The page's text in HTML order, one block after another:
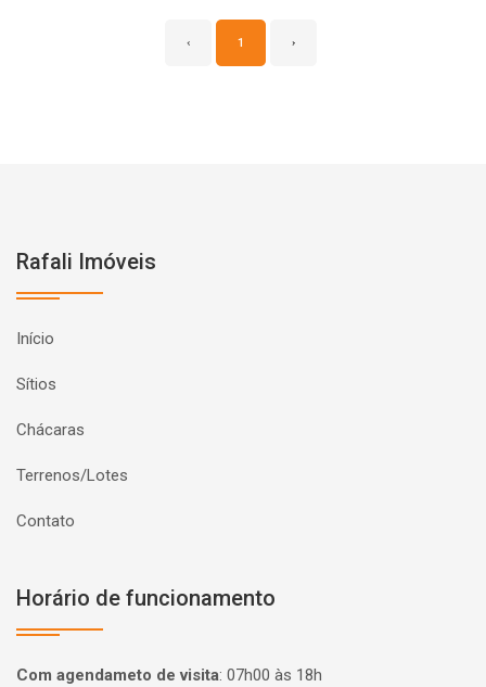
‹ 1 ›
Rafali Imóveis
Início
Sítios
Chácaras
Terrenos/Lotes
Contato
Horário de funcionamento
Com agendameto de visita: 07h00 às 18h